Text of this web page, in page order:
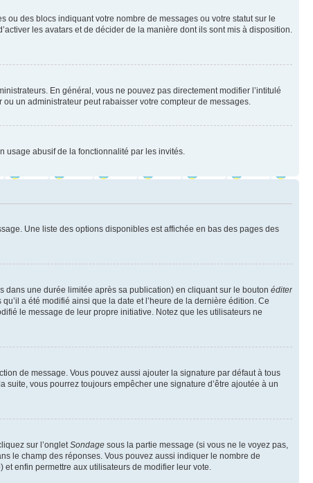
ou des blocs indiquant votre nombre de messages ou votre statut sur le
les avatars et de décider de la manière dont ils sont mis à disposition.
En général, vous ne pouvez pas directement modifier l’intitulé
un administrateur peut rabaisser votre compteur de messages.
usage abusif de la fonctionnalité par les invités.
Une liste des options disponibles est affichée en bas des pages des
dans une durée limitée après sa publication) en cliquant sur le bouton éditer
a été modifié ainsi que la date et l’heure de la dernière édition. Ce
le message de leur propre initiative. Notez que les utilisateurs ne
de message. Vous pouvez aussi ajouter la signature par défaut à tous
suite, vous pourrez toujours empêcher une signature d’être ajoutée à un
sur l’onglet Sondage sous la partie message (si vous ne le voyez pas,
le champ des réponses. Vous pouvez aussi indiquer le nombre de
enfin permettre aux utilisateurs de modifier leur vote.